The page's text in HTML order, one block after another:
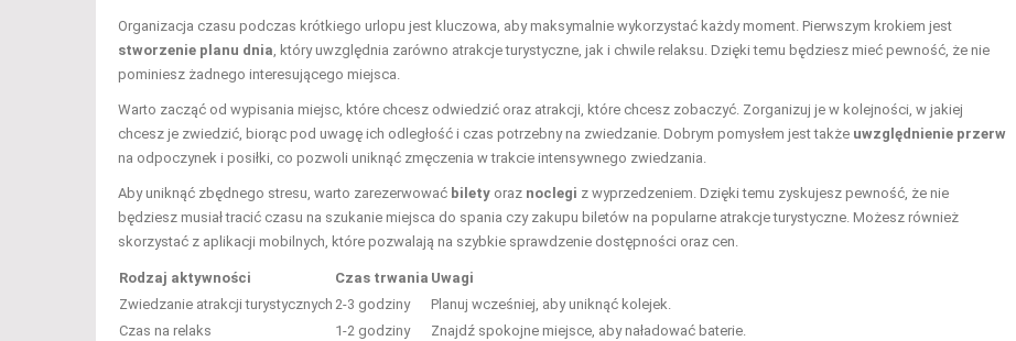
Organizacja czasu podczas krótkiego urlopu jest kluczowa, aby maksymalnie wykorzystać każdy moment. Pierwszym krokiem jest
stworzenie planu dnia , który uwzględnia zarówno atrakcje turystyczne, jak i chwile relaksu. Dzięki temu będziesz mieć pewność, że nie
pominiesz żadnego interesującego miejsca.
Warto zacząć od wypisania miejsc, które chcesz odwiedzić oraz atrakcji, które chcesz zobaczyć. Zorganizuj je w kolejności, w jakiej
chcesz je zwiedzić, biorąc pod uwagę ich odległość i czas potrzebny na zwiedzanie. Dobrym pomysłem jest także uwzględnienie przerw
na odpoczynek i posiłki, co pozwoli uniknąć zmęczenia w trakcie intensywnego zwiedzania.
Aby uniknąć zbędnego stresu, warto zarezerwować bilety oraz noclegi z wyprzedzeniem. Dzięki temu zyskujesz pewność, że nie
będziesz musiał tracić czasu na szukanie miejsca do spania czy zakupu biletów na popularne atrakcje turystyczne. Możesz również
skorzystać z aplikacji mobilnych, które pozwalają na szybkie sprawdzenie dostępności oraz cen.
Rodzaj aktywności Czas trwania Uwagi
Zwiedzanie atrakcji turystycznych 2-3 godziny
Planuj wcześniej, aby uniknąć kolejek.
Czas na relaks
1-2 godziny
Znajdź spokojne miejsce, aby naładować baterie.